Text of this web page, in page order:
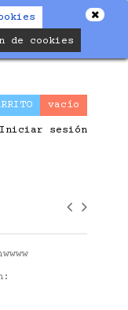
de cookies
vacío
sesión